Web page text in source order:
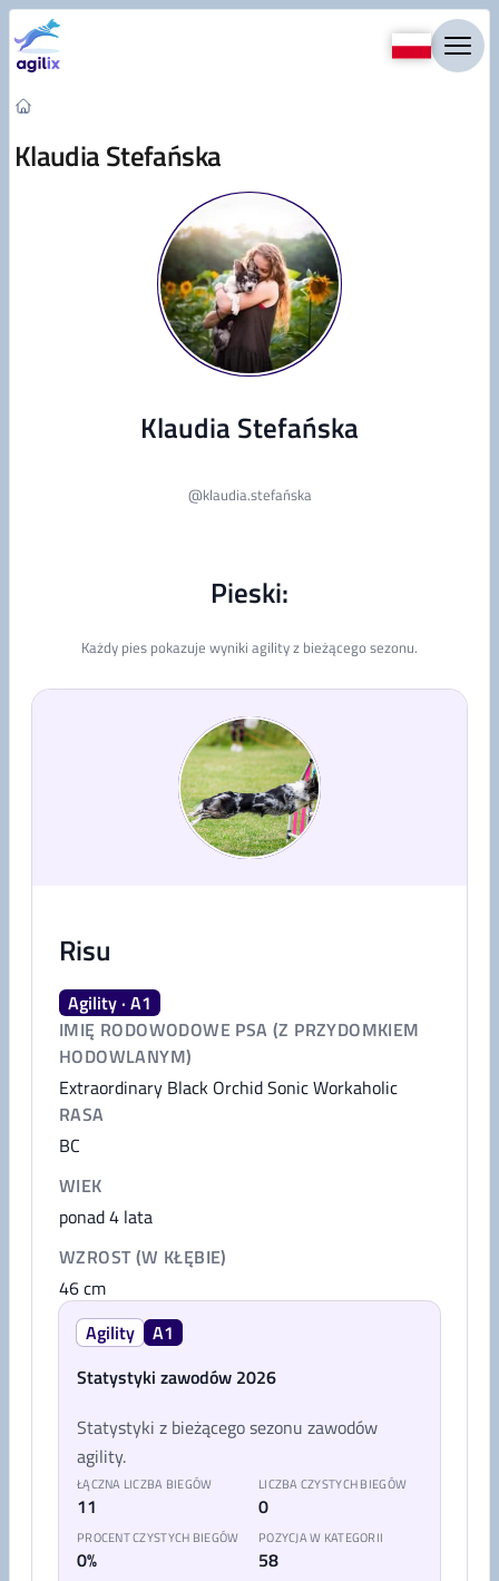
Przejdź do treści
Klaudia Stefańska
Klaudia Stefańska
@klaudia.stefańska
Pieski:
Każdy pies pokazuje wyniki agility z bieżącego sezonu.
Risu
Agility · A1
IMIĘ RODOWODOWE PSA (Z PRZYDOMKIEM
HODOWLANYM)
Extraordinary Black Orchid Sonic Workaholic
RASA
BC
WIEK
ponad 4 lata
WZROST (W KŁĘBIE)
46cm
Agility
A1
Statystyki zawodów 2026
Statystyki z bieżącego sezonu zawodów
agility.
ŁĄCZNA LICZBA BIEGÓW
11
LICZBA CZYSTYCH BIEGÓW
0
PROCENT CZYSTYCH BIEGÓW
0%
POZYCJA W KATEGORII
58